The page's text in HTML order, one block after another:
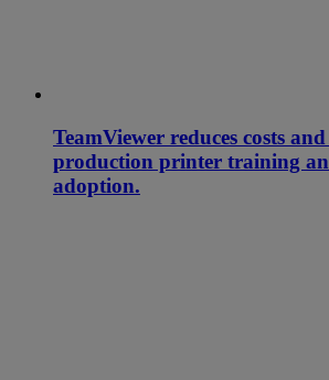
TeamViewer reduces costs
production printer training
adoption.